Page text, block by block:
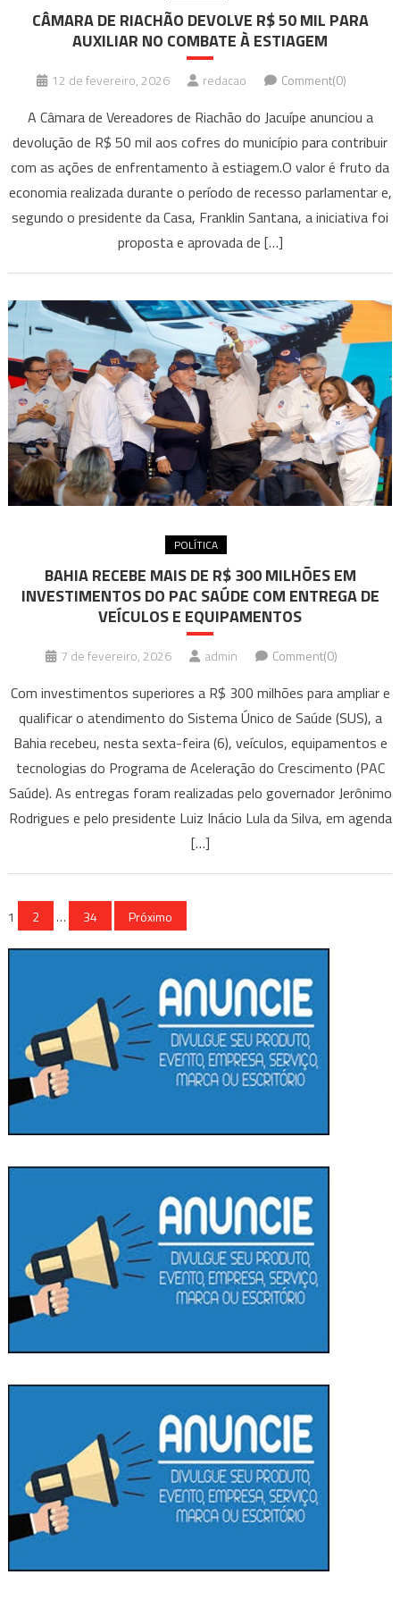
CÂMARA DE RIACHÃO DEVOLVE R$ 50 MIL PARA
AUXILIAR NO COMBATE À ESTIAGEM
12 de fevereiro, 2026 redacao Comment(0)
A Câmara de Vereadores de Riachão do Jacuípe anunciou a
devolução de R$ 50 mil aos cofres do município para contribuir
com as ações de enfrentamento à estiagem.O valor é fruto da
economia realizada durante o período de recesso parlamentar e,
segundo o presidente da Casa, Franklin Santana, a iniciativa foi
proposta e aprovada de […]
POLÍTICA
BAHIA RECEBE MAIS DE R$ 300 MILHÕES EM
INVESTIMENTOS DO PAC SAÚDE COM ENTREGA DE
VEÍCULOS E EQUIPAMENTOS
7 de fevereiro, 2026 admin Comment(0)
Com investimentos superiores a R$ 300 milhões para ampliar e
qualificar o atendimento do Sistema Único de Saúde (SUS), a
Bahia recebeu, nesta sexta-feira (6), veículos, equipamentos e
tecnologias do Programa de Aceleração do Crescimento (PAC
Saúde). As entregas foram realizadas pelo governador Jerônimo
Rodrigues e pelo presidente Luiz Inácio Lula da Silva, em agenda
[…]
Paginação
de
1 2 … 34 Próximo